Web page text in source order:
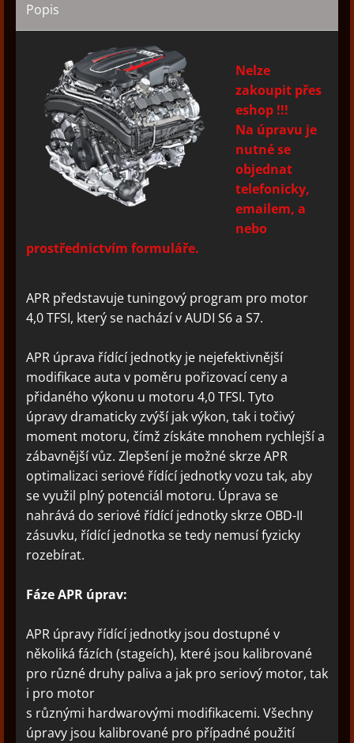
Popis
Nelze
zakoupit přes
eshop !!!
Na úpravu je
nutné se
objednat
telefonicky,
emailem, a
nebo
prostřednictvím formuláře.
APR představuje tuningový program pro motor
4,0 TFSI, který se nachází v AUDI S6 a S7.
APR úprava řídící jednotky je nejefektivnější
modifikace auta v poměru pořizovací ceny a
přidaného výkonu u motoru 4,0 TFSI. Tyto
úpravy dramaticky zvýší jak výkon, tak i točivý
moment motoru, čímž získáte mnohem rychlejší a
zábavnější vůz. Zlepšení je možné skrze APR
optimalizaci seriové řídící jednotky vozu tak, aby
se využil plný potenciál motoru. Úprava se
nahrává do seriové řídící jednotky skrze OBD-II
zásuvku, řídící jednotka se tedy nemusí fyzicky
rozebírat.
Fáze APR úprav:
APR úpravy řídící jednotky jsou dostupné v
několiká fázích (stageích), které jsou kalibrované
pro různé druhy paliva a jak pro seriový motor, tak
i pro motor
s různými hardwarovými modifikacemi. Všechny
úpravy jsou kalibrované pro případné použití